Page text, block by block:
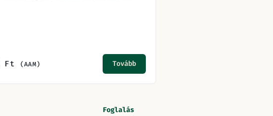
Ft (AAM) Tovább
Foglalás